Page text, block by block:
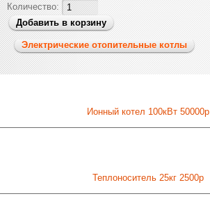
Количество:
Электрические отопительные котлы
Ионный котел 100кВт 50000р
Теплоноситель 25кг 2500р